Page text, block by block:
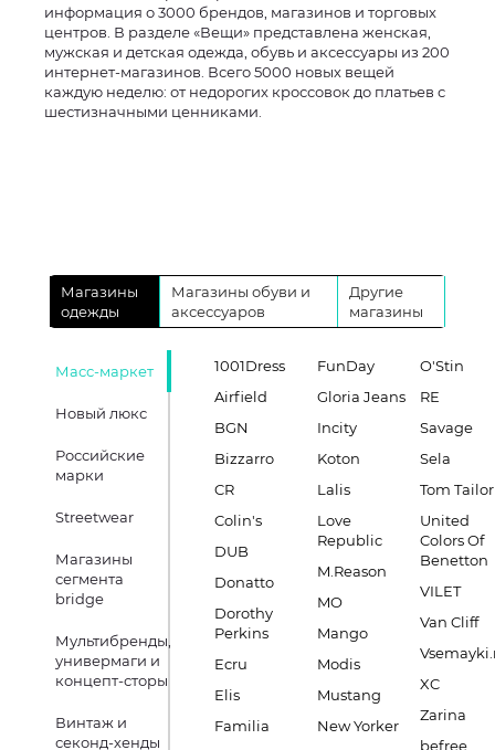
информация о 3000 брендов, магазинов и торговых
центров. В разделе «Вещи» представлена женская,
мужская и детская одежда, обувь и аксессуары из 200
интернет-магазинов. Всего 5000 новых вещей
каждую неделю: от недорогих кроссовок до платьев с
шестизначными ценниками.
Магазины
одежды
Магазины обуви и
аксессуаров
Другие
магазины
Масс-маркет
Новый люкс
Российские
марки
Streetwear
Магазины
сегмента
bridge
Мультибренды,
универмаги и
концепт-сторы
Винтаж и
секонд-хенды
1001Dress
Airfield
BGN
Bizzarro
CR
Colin's
DUB
Donatto
Dorothy
Perkins
Ecru
Elis
Familia
FunDay
Gloria Jeans
Incity
Koton
Lalis
Love
Republic
M.Reason
MO
Mango
Modis
Mustang
New Yorker
O'Stin
RE
Savage
Sela
Tom Tailor
United
Colors Of
Benetton
VILET
Van Cliff
XC
Zarina
befree